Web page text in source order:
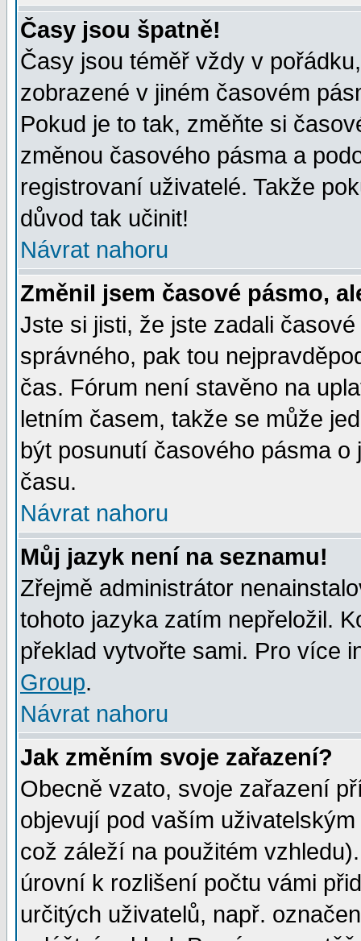
Časy jsou špatně!
Časy jsou téměř vždy v
zobrazené v jiném časovém
Pokud je to tak, změňte si
změnou časového pásma a
registrovaní uživatelé. Takže
důvod tak učinit!
Návrat nahoru
Změnil jsem časové pásmo,
Jste si jisti, že jste zadali
správného, pak tou
čas. Fórum není stavěno na
letním časem, takže se může
být posunutí časového pásma
času.
Návrat nahoru
Můj jazyk není na seznamu!
Zřejmě administrátor
tohoto jazyka zatím nepřeložil.
překlad vytvořte sami. Pro více
Group.
Návrat nahoru
Jak změním svoje zařazení?
Obecně vzato, svoje zařazení
objevují pod vaším
což záleží na použitém
úrovní k rozlišení počtu vámi
určitých uživatelů, např.